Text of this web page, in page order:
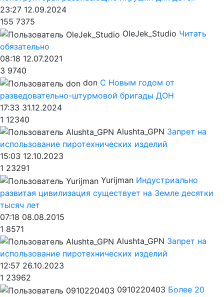
23:27 12.09.2024
155 7375
OleJek_Studio Читать
обязательно
08:18 12.07.2021
3 9740
don С Новым годом от
разведовательно-штурмовой бригады ДОН
17:33 31.12.2024
1 12340
Alushta_GPN Запрет на
использование пиротехнических изделий
15:03 12.10.2023
1 23291
Yurijman Индустриально
развитая цивилизация существует на Земле десятки
тысяч лет
07:18 08.08.2015
1 8571
Alushta_GPN Запрет на
использование пиротехнических изделий
12:57 26.10.2023
1 23962
0910220403 Более 20